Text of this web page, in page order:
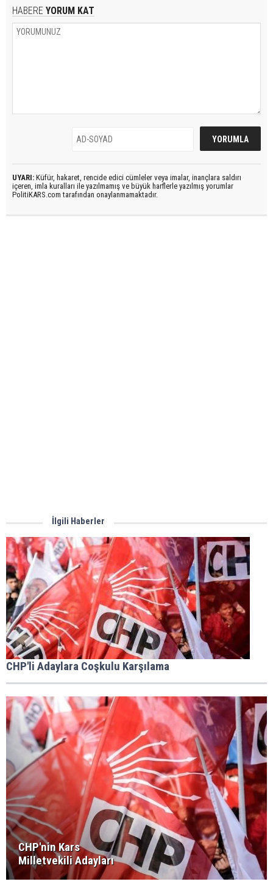
HABERE YORUM KAT
UYARI: Küfür, hakaret, rencide edici cümleler veya imalar, inançlara saldırı
içeren, imla kuralları ile yazılmamış ve büyük harflerle yazılmış yorumlar
PolitiKARS.com tarafından onaylanmamaktadır.
İlgili Haberler
CHP'li Adaylara Coşkulu Karşılama
CHP'nin Kars
Milletvekili Adayları